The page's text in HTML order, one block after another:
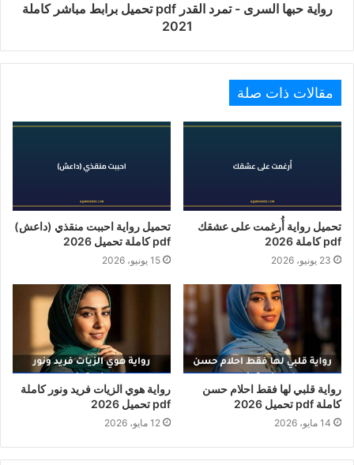
رواية حبها السرى - تمرد القدر pdf تحميل برابط مباشر كاملة
2021
مقالات ذات صلة
تحميل رواية أُرغمت على عشقك
pdf كاملة 2026
23 يونيو، 2026
تحميل رواية احببت منقذي (داعش)
pdf كاملة تحميل 2026
15 يونيو، 2026
رواية قلبي لها فقط احلام حسن
كاملة pdf تحميل 2026
14 مايو، 2026
رواية هوي الزيات فريد ونور كاملة
pdf تحميل 2026
12 مايو، 2026